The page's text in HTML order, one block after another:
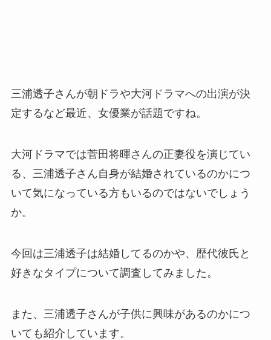
三浦透子さんが朝ドラや大河ドラマへの出演が決
定するなど最近、女優業が話題ですね。
大河ドラマでは菅田将暉さんの正妻役を演じてい
る、三浦透子さん自身が結婚されているのかにつ
いて気になっている方もいるのではないでしょう
か。
今回は三浦透子は結婚してるのかや、歴代彼氏と
好きなタイプについて調査してみました。
また、三浦透子さんが子供に興味があるのかにつ
いても紹介しています。